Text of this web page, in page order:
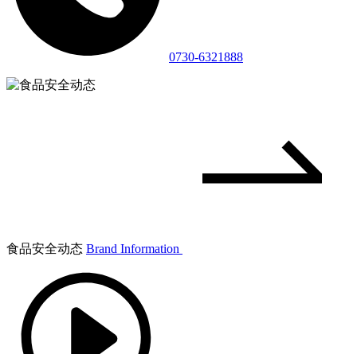
0730-6321888
食品安全动态 Brand Information